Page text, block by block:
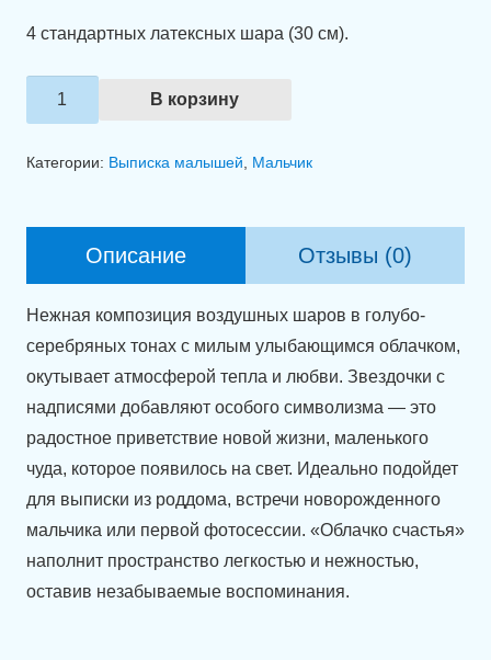
4 стандартных латексных шара (30 см).
Количество
товара
В корзину
Категории: Выписка малышей, Мальчик
Описание Отзывы (0)
Нежная композиция воздушных шаров в голубо-
серебряных тонах с милым улыбающимся облачком,
окутывает атмосферой тепла и любви. Звездочки с
надписями добавляют особого символизма — это
радостное приветствие новой жизни, маленького
чуда, которое появилось на свет. Идеально подойдет
для выписки из роддома, встречи новорожденного
мальчика или первой фотосессии. «Облачко счастья»
наполнит пространство легкостью и нежностью,
оставив незабываемые воспоминания.